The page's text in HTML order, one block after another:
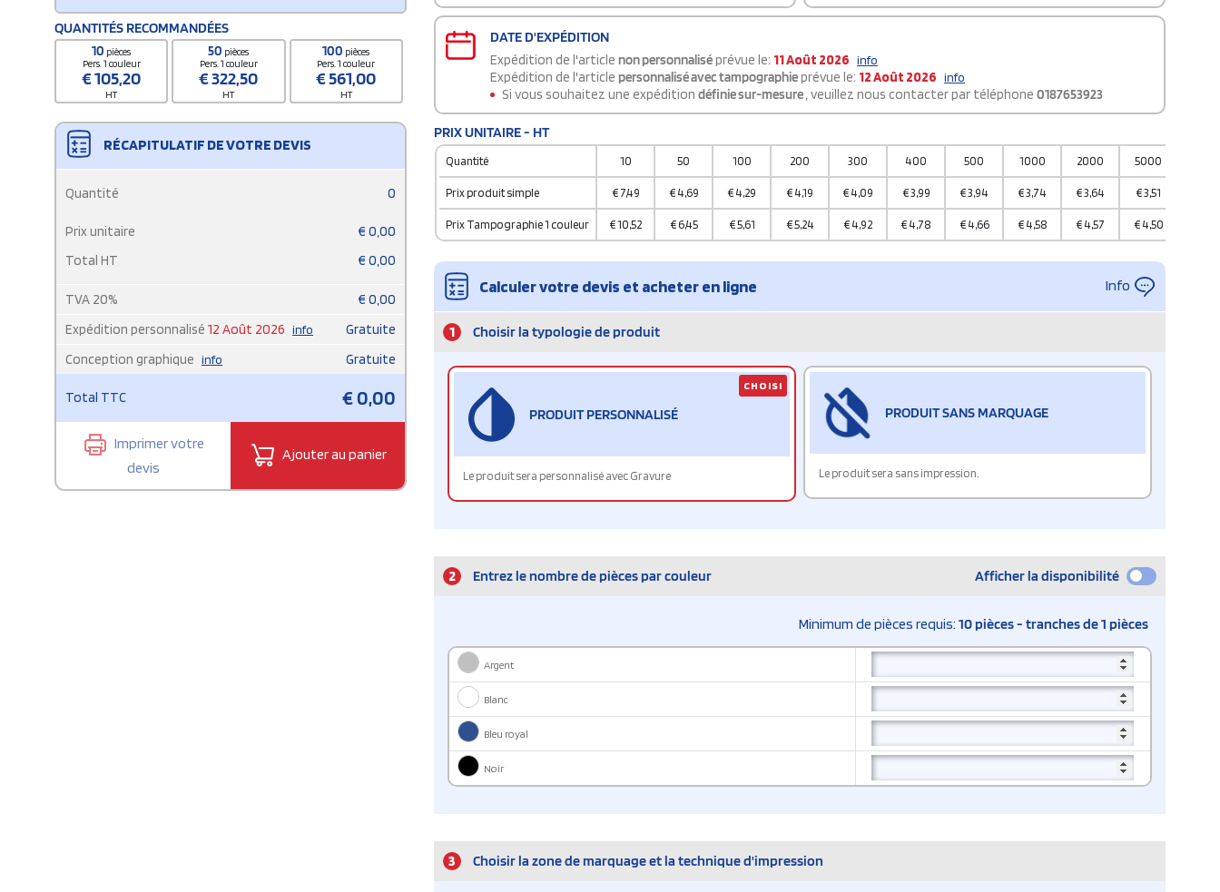
QUANTITÉS RECOMMANDÉES
10 pièces
Pers. 1 couleur
€105,20
HT
50 pièces
Pers. 1 couleur
€322,50
HT
100 pièces
Pers. 1 couleur
€561,00
HT
RÉCAPITULATIF DE VOTRE DEVIS
Quantité 0
Prix unitaire € 0,00
Total HT
€ 0,00
TVA 20% € 0,00
Expédition personnalisé 12 Août 2026 info
Gratuite
Conception graphique info Gratuite
Total TTC €0,00
Imprimer votre
devis
Ajouter au panier
DATE D'EXPÉDITION
Expédition de l'article non personnaliséprévue le: 11 Août 2026 info
Expédition de l'article personnalisé avec tampographieprévue le: 12 Août 2026 info
Si vous souhaitez une expédition définie sur-mesure, veuillez nous contacter par téléphone 0187653923
PRIX UNITAIRE - HT
Quantité 10 50 100 200 300 400 500 1000 2000 5000
Prix produit simple € 7,49 € 4,69 € 4,29 € 4,19 € 4,09 €3,99 €3,94 €3,74 €3,64 €3,51
Prix Tampographie 1 couleur €10,52 €6,45 €5,61 €5,24 € 4,92 € 4,78 € 4,66 € 4,58 € 4,57 € 4,50
Calculer votre devis et acheter en ligne Info
1 Choisir la typologie de produit
PRODUIT PERSONNALISÉ
Le produit sera personnalisé avec Gravure
CHOISI
PRODUIT SANS MARQUAGE
Le produit sera sans impression.
2 Entrez le nombre de pièces par couleur Afficher la disponibilité
Minimum de pièces requis: 10 pièces - tranches de 1 pièces
Argent
Blanc
Bleu royal
Noir
3 Choisir la zone de marquage et la technique d'impression